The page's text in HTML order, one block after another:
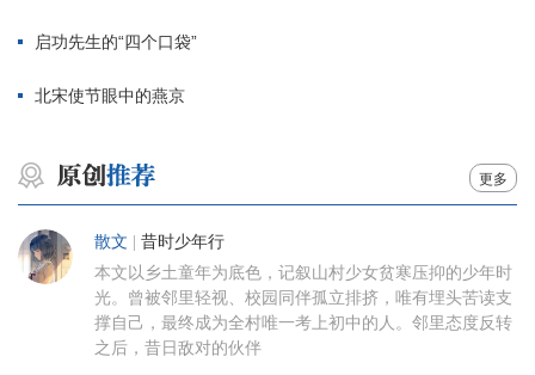
启功先生的“四个口袋”
北宋使节眼中的燕京
更多
散文 昔时少年行
本文以乡土童年为底色，记叙山村少女贫寒压抑的少年时
光。曾被邻里轻视、校园同伴孤立排挤，唯有埋头苦读支
撑自己，最终成为全村唯一考上初中的人。邻里态度反转
之后，昔日敌对的伙伴